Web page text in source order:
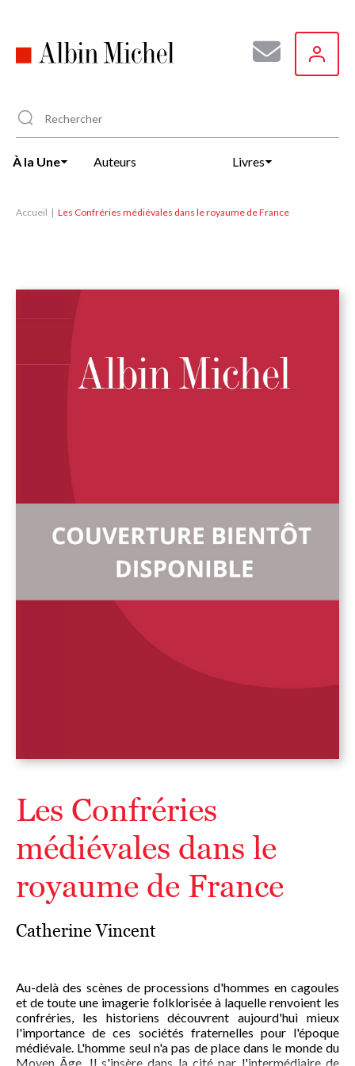
principal
À la Une Auteurs Livres
Accueil Les Confréries médiévales dans le royaume de France
Les Confréries
médiévales dans le
royaume de France
Catherine Vincent
Au-delà des scènes de processions d'hommes en cagoules
et de toute une imagerie folklorisée à laquelle renvoient les
confréries, les historiens découvrent aujourd'hui mieux
l'importance de ces sociétés fraternelles pour l'époque
médiévale. L'homme seul n'a pas de place dans le monde du
Moyen Âge. Il s'insère dans la cité par l'intermédiaire de